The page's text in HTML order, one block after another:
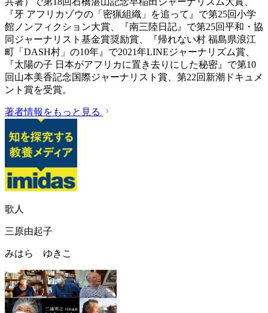
『牙 アフリカゾウの「密猟組織」を追って』で第25回小学
館ノンフィクション大賞、『南三陸日記』で第25回平和・協
同ジャーナリスト基金賞奨励賞、『帰れない村 福島県浪江
町「DASH村」の10年』で2021年LINEジャーナリズム賞、
『太陽の子 日本がアフリカに置き去りにした秘密』で第10
回山本美香記念国際ジャーナリスト賞、第22回新潮ドキュメ
ント賞を受賞。
著者情報をもっと見る
歌人
三原由起子
みはら ゆきこ